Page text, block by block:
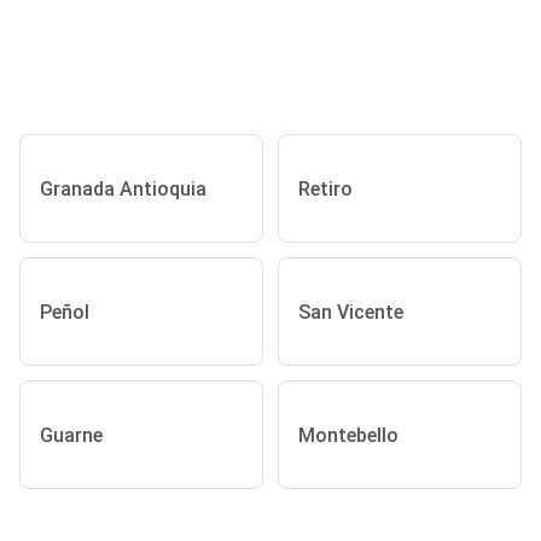
Granada Antioquia Retiro
Peñol San Vicente
Guarne Montebello